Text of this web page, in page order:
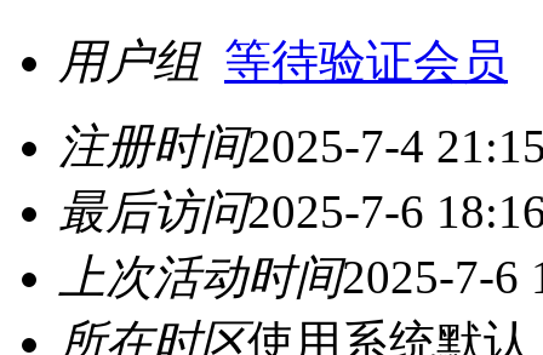
用户组 等待验证会员
注册时间2025-7-4
最后访问2025-7-6
上次活动时间2025-7-6
所在时区使用系统默认